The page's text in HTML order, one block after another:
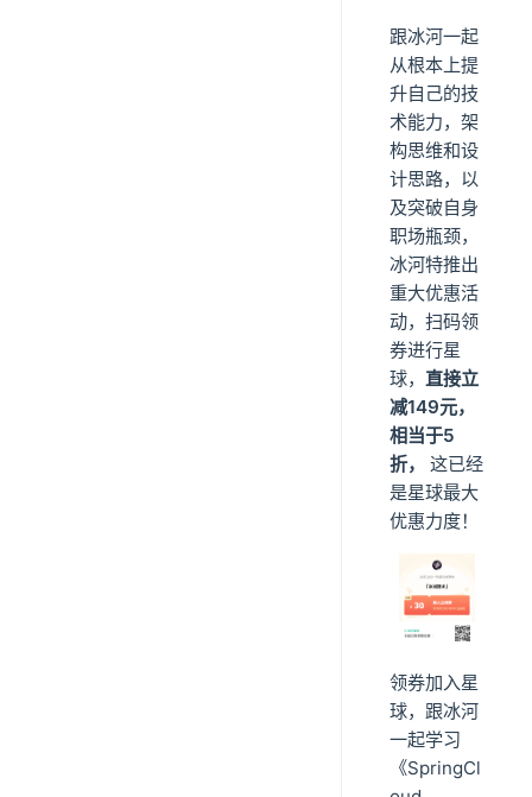
跟冰河一起
从根本上提
升自己的技
术能力，架
构思维和设
计思路，以
及突破自身
职场瓶颈，
冰河特推出
重大优惠活
动，扫码领
券进行星
球， 直接立
减149元，
相当于5
折，
这已经
是星球最大
优惠力度！
领券加入星
球，跟冰河
一起学习
《SpringCl